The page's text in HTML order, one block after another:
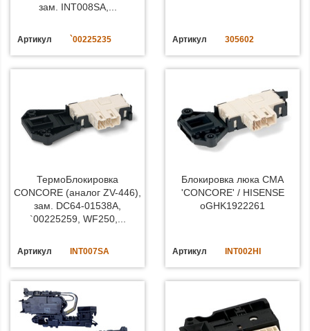
зам. INT008SA,...
Артикул `00225235 Артикул 305602
ТермоБлокировка
CONCORE (аналог ZV-446),
зам. DC64-01538A,
`00225259, WF250,...
Артикул INT007SA
Блокировка люка СМА
'CONCORE' / HISENSE
oGHK1922261
Артикул INT002HI